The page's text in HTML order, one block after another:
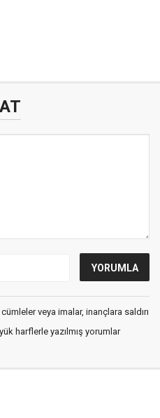
veya imalar, inançlara saldırı
harflerle yazılmış yorumlar